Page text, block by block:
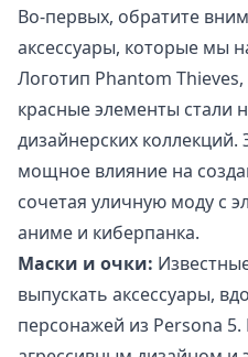
Во-первых, обратите
аксессуары, которые мы
Логотип Phantom
красные элементы стали
дизайнерских коллекций.
мощное влияние на
сочетая уличную моду с
аниме и киберпанка.
Маски и очки:
выпускать аксессуары,
персонажей из Persona